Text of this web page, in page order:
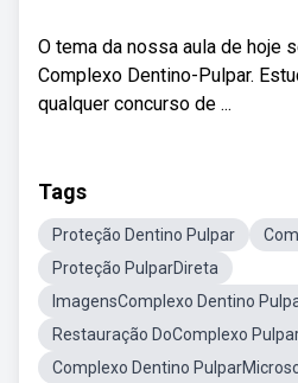
O tema da nossa aula de hoje
Complexo Dentino-Pulpar.
qualquer concurso de ...
Tags
Proteção Dentino Pulpar
Proteção PulparDireta
ImagensComplexo Dentino
Restauração DoComplexo
Complexo Dentino